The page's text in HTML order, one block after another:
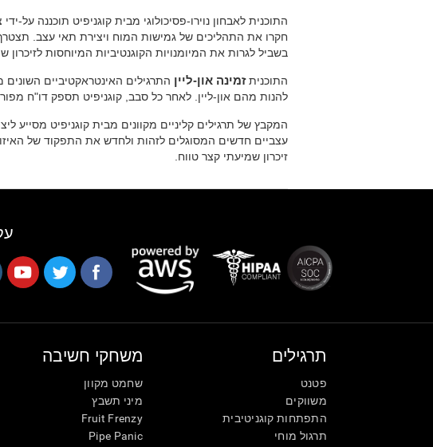
התוכנית לאבחון נוירו-פסיכולוגי מבית קוגניפיט תוכננה על-
חקרו את התהליכים של גמישות המוח ויצירת תאי עצב.
בשביל לגרות את המיומנויות הקוגנטיביות המיוחסות לזיכרון
התוכניתזמינה און-ליין התרגילים האינטראקטיביים
להנות מהם און-ליין. לאחר כל סבב, קוגניפיט תספק דו"ח
המקבץ של תרגילים קליניים מקוונים מבית קוגניפיט מסייע
עצביים חדשים המסוגלים לזהות ולחדש את התפקוד של
זיכרון שמיעתי קצר טווח.
משחקי חשיבה
שחמט מקוון
מיני תשבץ
Fruit Frenzy
Pipe Panic
תרגילים
פטנט
משווקים
התפתחות קוגניטיבית
תרגול מוחי